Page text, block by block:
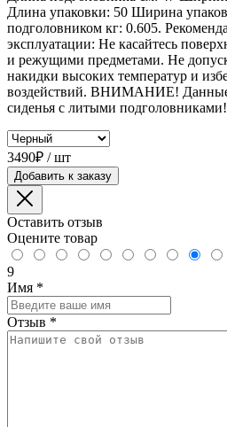
Длина упаковки: 50 Ширина
подголовником кг: 0.605.
эксплуатации: Не касайтесь
и режущими предметами. Не
накидки высоких температур и
воздействий. ВНИМАНИЕ! Данные
сиденья с литыми подголовниками!
3490₽ / шт
Добавить к заказу
Оставить отзыв
Оцените товар
9
Имя *
Отзыв *